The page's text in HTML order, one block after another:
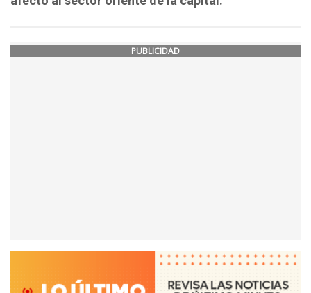
PUBLICIDAD